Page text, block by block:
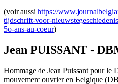
(voir aussi https://
tijdschrift-voor-
5o-ans-au-coeur)
Jean PUISSANT -
Hommage de Jean Puissant pour le
mouvement ouvrier en Belgique